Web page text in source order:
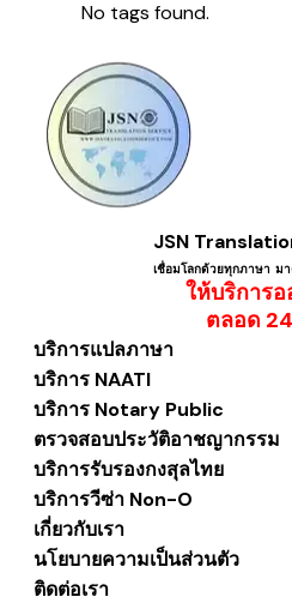
No tags found.
JSN
เชื่อมโลกด้วยทุกภาษา ​ม
ให้บริการ
ตลอด
บริการแปลภาษา
บริการ NAATI
บริการ Notary Public
ตรวจสอบประวัติอาชญากรรม
บริการรับรองกงสุลไทย
บริการวีซ่า Non-O
เกี่ยวกับเรา
นโยบายความเป็นส่วนตัว
ติดต่อเรา